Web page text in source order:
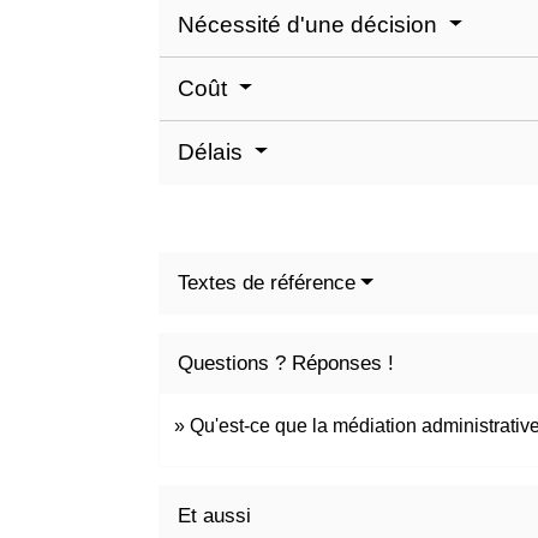
Nécessité d'une décision
Coût
Délais
Textes de référence
Questions ? Réponses !
Qu'est-ce que la médiation
Et aussi